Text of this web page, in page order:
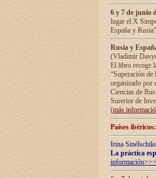
6 y 7 de junio
lugar el X
España y
Rusia y
(Vladímir
El libro recoge
“Superación
organizado por
Ciencias de
Surerior de
(más
Países
Irina
La práctica
información>>>